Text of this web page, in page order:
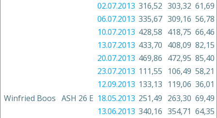
02.07.2013 316,52 303,32 61,69
06.07.2013 335,67 309,16 56,78
10.07.2013 428,58 418,75 66,46
13.07.2013 433,70 408,09 82,15
20.07.2013 469,86 472,95 85,40
23.07.2013 111,55 106,49 58,21
12.09.2013 133,13 119,06 36,01
Winfried Boos ASH 26 E 18.05.2013 251,49 263,30 69,49
13.06.2013 340,16 354,71 64,35